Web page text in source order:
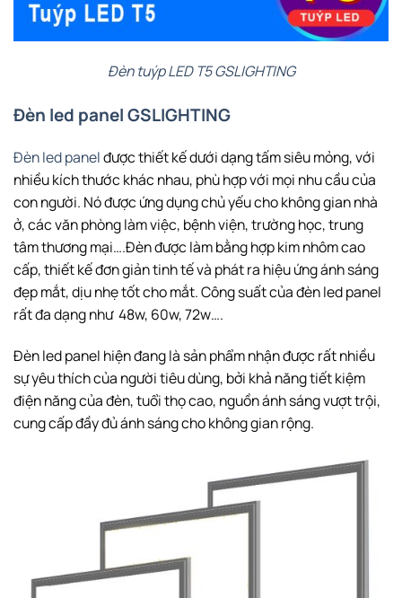
Đèn tuýp LED T5 GSLIGHTING
Đèn led panel GSLIGHTING
Đèn led panelđược thiết kế dưới dạng tấm siêu mỏng, với
nhiều kích thước khác nhau, phù hợp với mọi nhu cầu của
con người. Nó được ứng dụng chủ yếu cho không gian nhà
ở, các văn phòng làm việc, bệnh viện, trường học, trung
tâm thương mại….Đèn được làm bằng hợp kim nhôm cao
cấp, thiết kế đơn giản tinh tế và phát ra hiệu ứng ánh sáng
đẹp mắt, dịu nhẹ tốt cho mắt. Công suất của đèn led panel
rất đa dạng như 48w, 60w, 72w….
Đèn led panel hiện đang là sản phẩm nhận được rất nhiều
sự yêu thích của người tiêu dùng, bởi khả năng tiết kiệm
điện năng của đèn, tuổi thọ cao, nguồn ánh sáng vượt trội,
cung cấp đầy đủ ánh sáng cho không gian rộng.